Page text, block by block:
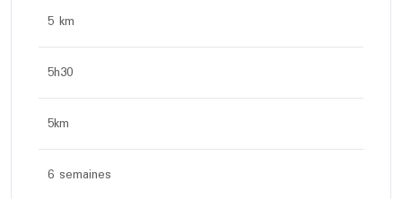
5 km
5h30
5km
6 semaines